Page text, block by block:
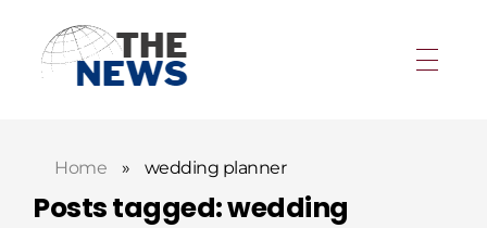
Home » wedding planner
Posts tagged: wedding